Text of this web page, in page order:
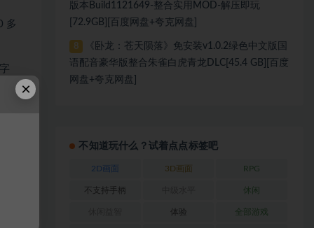
多
版本Build1121649-整合实用MOD-解压即玩
[72.9GB][百度网盘+夸克网盘]
8
《卧龙：苍天陨落》免安装v1.0.2绿色中文版国
语配音豪华版整合朱雀白虎青龙DLC[45.4 GB][百度
网盘+夸克网盘]
不知道玩什么？试着点点标签吧
2D画面 3D画面 RPG
不支持手柄 休闲
体验 全部游戏
×